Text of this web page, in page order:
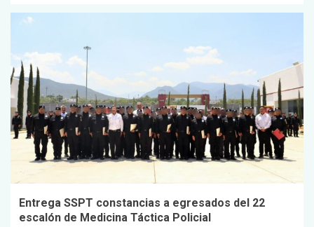
Entrega SSPT constancias a egresados del 22
escalón de Medicina Táctica Policial